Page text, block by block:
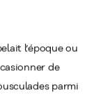
l’époque ou
de
parmi